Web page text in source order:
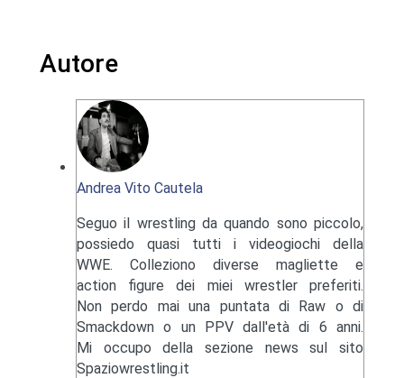
Autore
Andrea Vito Cautela
Seguo il wrestling da quando sono piccolo,
possiedo quasi tutti i videogiochi della
WWE. Colleziono diverse magliette e
action figure dei miei wrestler preferiti.
Non perdo mai una puntata di Raw o di
Smackdown o un PPV dall'età di 6 anni.
Mi occupo della sezione news sul sito
Spaziowrestling.it